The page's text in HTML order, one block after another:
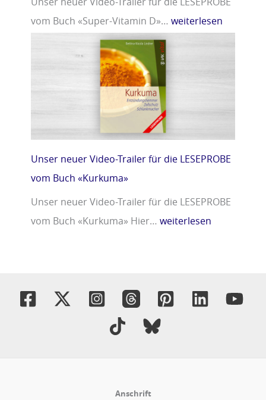
vom Buch «Super-Vitamin D»… weiterlesen
Unser neuer Video-Trailer für die LESEPROBE
vom Buch «Kurkuma»
Unser neuer Video-Trailer für die LESEPROBE
vom Buch «Kurkuma» Hier… weiterlesen
Anschrift